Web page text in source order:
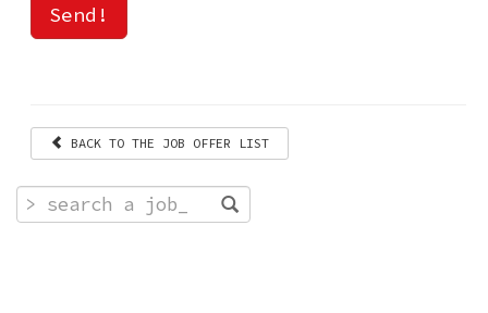
Send!
BACK TO THE JOB OFFER LIST